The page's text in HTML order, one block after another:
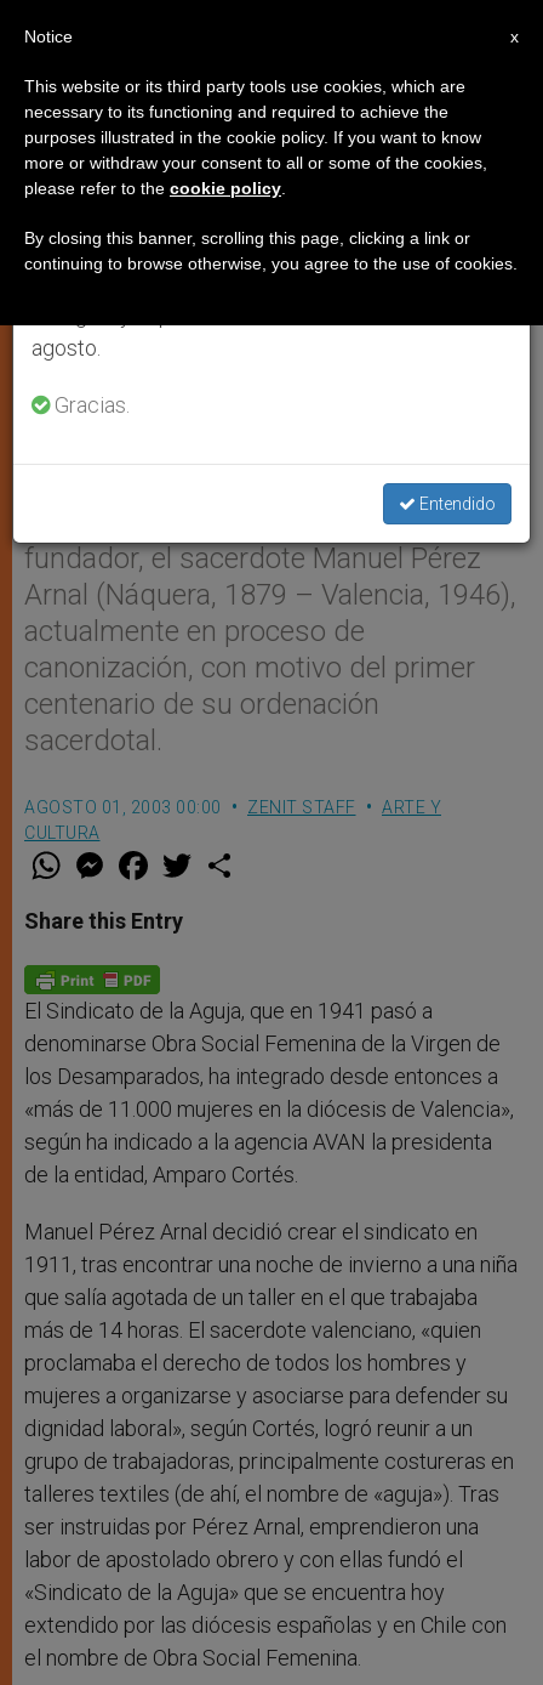
El fundador del primer sindicato
femenino español hacia los
altares
MADRID, 1 agosto 2003 (
primera organización sindical para
llamado Obra Social Femenina, rindió
este miércoles un homenaje a su
fundador, el sacerdote Manuel Pérez
Arnal (Náquera, 1879 – Valencia, 1946),
actualmente en proceso de
canonización, con motivo del primer
centenario de su ordenación
sacerdotal.
AGOSTO 01, 2003 00:00 ZENIT STAFF
ARTE Y
CULTURA
W
t
s
p
p
M
e
s
e
g
e
r
F
a
e
b
o
k
w
Share this Entry
El Sindicato de la Aguja, que en 1941 pasó a
denominarse Obra Social Femenina de la Virgen de
los Desamparados, ha integrado desde entonces a
«más de 11.000 mujeres en la diócesis de Valencia»,
según ha indicado a la agencia AVAN la presidenta
de la entidad, Amparo Cortés.
Manuel Pérez Arnal decidió crear el sindicato en
1911, tras encontrar una noche de invierno a una niña
que salía agotada de un taller en el que trabajaba
más de 14 horas. El sacerdote valenciano, «quien
proclamaba el derecho de todos los hombres y
mujeres a organizarse y asociarse para defender su
dignidad laboral», según Cortés, logró reunir a un
grupo de trabajadoras, principalmente costureras en
talleres textiles (de ahí, el nombre de «aguja»). Tras
ser instruidas por Pérez Arnal, emprendieron una
labor de apostolado obrero y con ellas fundó el
«Sindicato de la Aguja» que se encuentra hoy
extendido por las diócesis españolas y en Chile con
el nombre de Obra Social Femenina.
×
Aviso importante
Del 27 de julio al 7 de agosto haremos la pausa
anual, aprovechando que en el periodo de verano
se generan menos informaciones y también el
agosto.
Gracias.
Entendido
x
Notice
This website or its third party tools use cookies, which are
necessary to its functioning and required to achieve the
purposes illustrated in the cookie policy. If you want to know
more or withdraw your consent to all or some of the cookies,
please refer to the cookie policy
By closing this banner, scrolling this page, clicking a link or
continuing to browse otherwise, you agree to the use of cookies.